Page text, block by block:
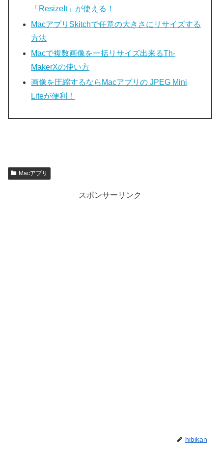
「ResizeIt」が使える！
MacアプリSkitchで任意の大きさにリサイズする
方法
Macで複数画像を一括リサイズ出来るTh-
MakerXの使い方
画像を圧縮するならMacアプリの JPEG Mini
Liteが便利！
Macアプリ
スポンサーリンク
hibikan